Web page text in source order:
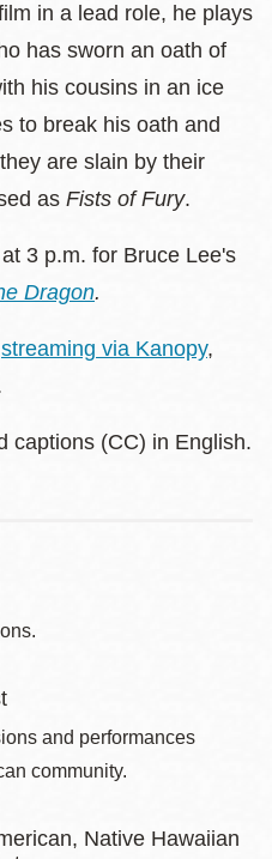
in a lead role, he plays
has sworn an oath of
his cousins in an ice
to break his oath and
are slain by their
as Fists of Fury.
3 p.m. for Bruce Lee's
Dragon.
streaming via Kanopy,
captions (CC) in English.
and performances
community.
Native Hawaiian